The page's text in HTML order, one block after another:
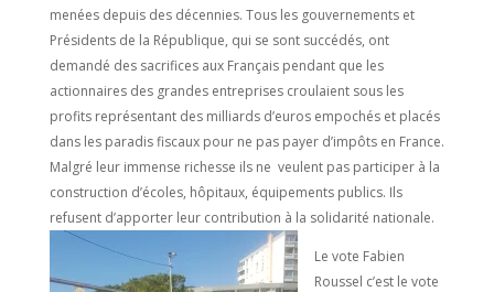
menées depuis des décennies. Tous les gouvernements et
Présidents de la République, qui se sont succédés, ont
demandé des sacrifices aux Français pendant que les
actionnaires des grandes entreprises croulaient sous les
profits représentant des milliards d’euros empochés et placés
dans les paradis fiscaux pour ne pas payer d’impôts en France.
Malgré leur immense richesse ils ne veulent pas participer à la
construction d’écoles, hôpitaux, équipements publics. Ils
refusent d’apporter leur contribution à la solidarité nationale.
Le vote Fabien
Roussel c’est le vote